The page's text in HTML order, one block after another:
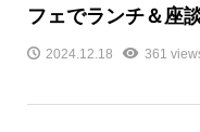
フェでランチ＆座
2024.12.18 361